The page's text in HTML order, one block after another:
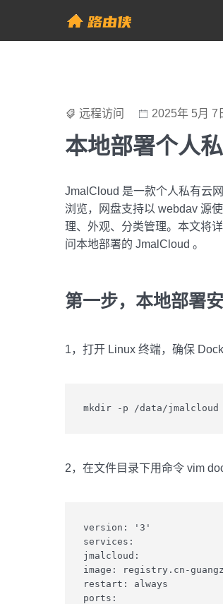
content
帮助中心 - 路
远程访问 2025年 5月 7
本地部署个人
JmalCloud 是一款个人私有云
浏览，网盘支持以 webdav 源
理、外观、分类管理。本文将
问本地部署的 JmalCloud 。
第一步，本地部署
1，打开 Linux 终端，确保
mkdir -p /data/jmalcloud
2，在文件目录下用命令 vim
version: '3'
services:
jmalcloud:
image: registry.cn-
restart: always
ports: